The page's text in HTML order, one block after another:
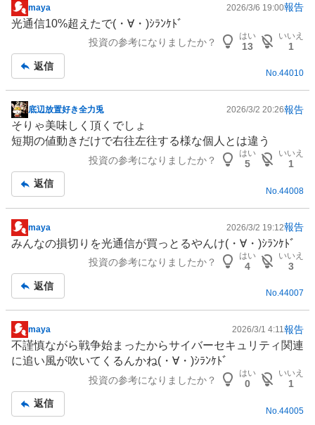
掲
示
事
maya 2026/3/6 19:00報告
光通信10%超えたで(⁠・⁠∀⁠・⁠)ｼﾗﾝｹﾄﾞ
投資の参考になりましたか？
はい
13
いいえ
1
返信
No.44010
掲
示
板
底辺放置好き全力兎 2026/3/2 20:26報告
そりゃ美味しく頂くでしょ
短期の値動きだけで右往左往する様な個人とは違う
投資の参考になりましたか？
はい
5
いいえ
1
返信
No. 44008
掲
示
事
maya 2026/3/2 19:12報告
みんなの損切りを光通信が買っとるやんけ(⁠・⁠∀⁠・⁠)ｼﾗﾝｹﾄﾞ
投資の参考になりましたか？
はい
4
いいえ
3
返信
No.44007
掲
示
板
maya 2026/3/1 4:11報告
不謹慎ながら戦争始まったからサイバーセキュリティ 関連
に追い風が吹いてくるんかね(⁠・⁠∀⁠・⁠)ｼﾗﾝｹﾄﾞ
投資の参考になりましたか？
はい
0
いいえ
1
返信
No. 44005